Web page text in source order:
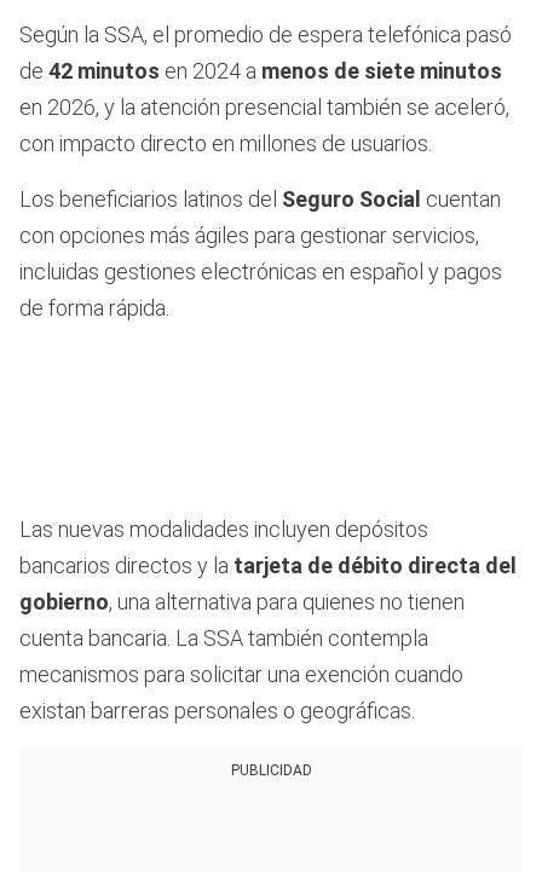
Según la SSA, el promedio de espera telefónica pasó
de 42 minutos en 2024 a menos de siete minutos
en 2026, y la atención presencial también se aceleró,
con impacto directo en millones de usuarios.
Los beneficiarios latinos del Seguro Social cuentan
con opciones más ágiles para gestionar servicios,
incluidas gestiones electrónicas en español y pagos
de forma rápida.
Las nuevas modalidades incluyen depósitos
bancarios directos y la tarjeta de débito directa del
gobierno, una alternativa para quienes no tienen
cuenta bancaria. La SSA también contempla
mecanismos para solicitar una exención cuando
existan barreras personales o geográficas.
PUBLICIDAD